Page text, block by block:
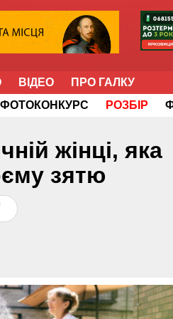
ВІДЕО
ПРО ГАЛКУ
ФОТОКОНКУРС РОЗБІР
жінці, яка
зятю